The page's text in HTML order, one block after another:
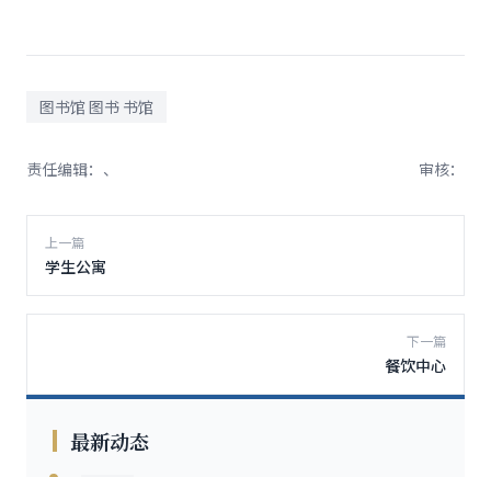
图书馆 图书 书馆
责任编辑：、 审核：
上一篇
学生公寓
下一篇
餐饮中心
最新动态